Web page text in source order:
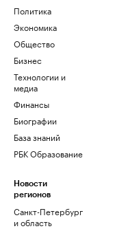
Политика
Экономика
Общество
Бизнес
Технологии и
медиа
Финансы
Биографии
База знаний
РБК Образование
Новости
регионов
Санкт-Петербург
и область